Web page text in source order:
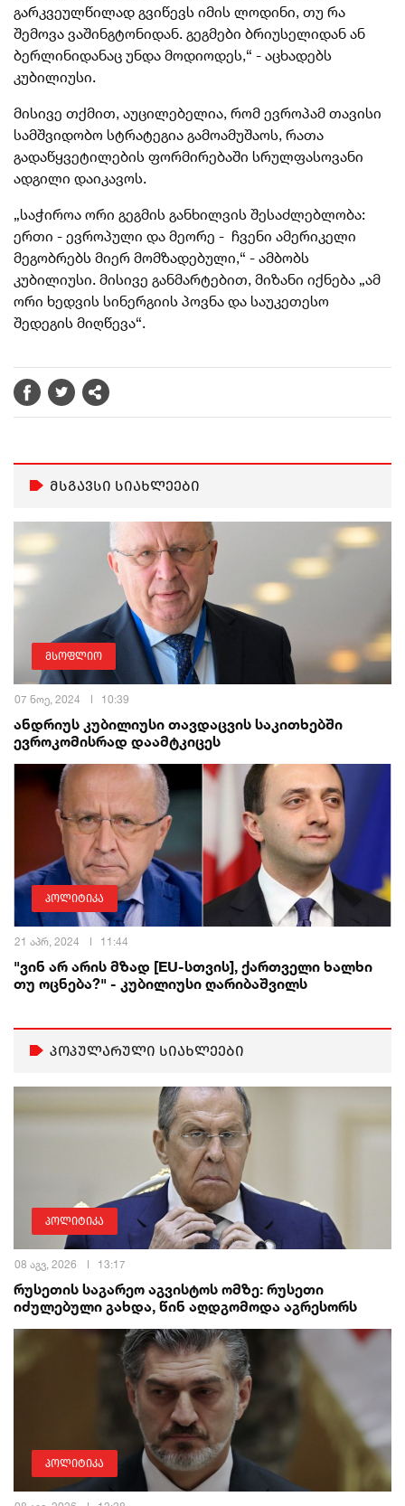
გარკვეულწილად გვიწევს იმის ლოდინი, თუ რა
შემოვა ვაშინგტონიდან. გეგმები ბრიუსელიდან ან
ბერლინიდანაც უნდა მოდიოდეს,“ - აცხადებს
კუბილიუსი.
მისივე თქმით, აუცილებელია, რომ ევროპამ თავისი
სამშვიდობო სტრატეგია გამოამუშაოს, რათა
გადაწყვეტილების ფორმირებაში სრულფასოვანი
ადგილი დაიკავოს.
„საჭიროა ორი გეგმის განხილვის შესაძლებლობა:
ერთი - ევროპული და მეორე - ჩვენი ამერიკელი
მეგობრებს მიერ მომზადებული,“ - ამბობს
კუბილიუსი. მისივე განმარტებით, მიზანი იქნება „ამ
ორი ხედვის სინერგიის პოვნა და საუკეთესო
შედეგის მიღწევა“.
მსგავსი სიახლეები
მსოფლიო
07 ნოე, 2024 10:39
ანდრიუს კუბილიუსი თავდაცვის საკითხებში
ევროკომისრად დაამტკიცეს
პოლიტიკა
21 აპრ, 2024 11:44
"ვინ არ არის მზად [EU-სთვის], ქართველი ხალხი
თუ ოცნება?" - კუბილიუსი ღარიბაშვილს
პოპულარული სიახლეები
პოლიტიკა
08 აგვ, 2026 13:17
რუსეთის საგარეო აგვისტოს ომზე: რუსეთი
იძულებული გახდა, წინ აღდგომოდა აგრესორს
პოლიტიკა